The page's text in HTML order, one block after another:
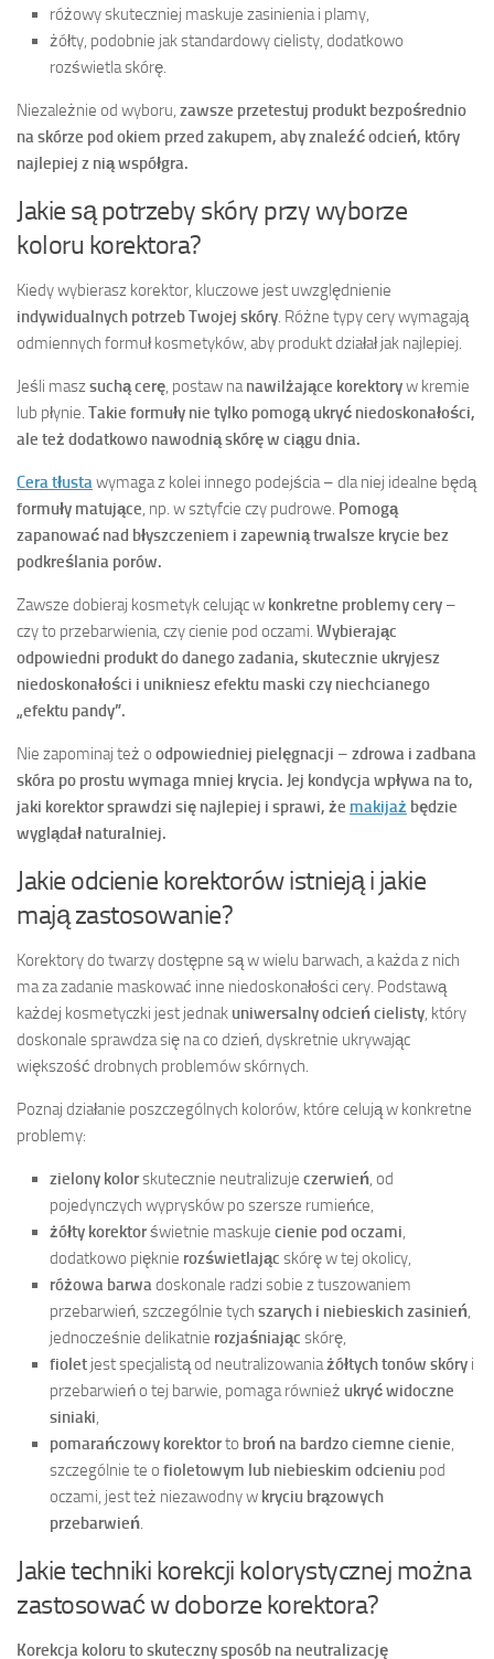
różowy skuteczniej maskuje zasinienia i plamy,
żółty, podobnie jak standardowy cielisty, dodatkowo
rozświetla skórę.
Niezależnie od wyboru, zawsze przetestuj produkt bezpośrednio
na skórze pod okiem przed zakupem, aby znaleźć odcień, który
najlepiej z nią współgra.
Jakie są potrzeby skóry przy wyborze
koloru korektora?
Kiedy wybierasz korektor, kluczowe jest uwzględnienie
indywidualnych potrzeb Twojej skóry. Różne typy cery wymagają
odmiennych formuł kosmetyków, aby produkt działał jak najlepiej.
Jeśli maszsuchą cerę, postaw nanawilżające korektoryw kremie
lub płynie. Takie formuły nie tylko pomogą ukryć niedoskonałości,
ale też dodatkowo nawodnią skórę w ciągu dnia.
Cera tłustawymaga z kolei innego podejścia – dla niej idealne będą
formuły matujące, np. w sztyfcie czy pudrowe. Pomogą
zapanować nad błyszczeniem i zapewnią trwalsze krycie bez
podkreślania porów.
Zawsze dobieraj kosmetyk celując w konkretne problemy cery –
czy to przebarwienia, czy cienie pod oczami. Wybierając
odpowiedni produkt do danego zadania, skutecznie ukryjesz
niedoskonałości i unikniesz efektu maski czy niechcianego
„efektu pandy”.
Nie zapominaj też o odpowiedniej pielęgnacji – zdrowa i zadbana
skóra po prostu wymaga mniej krycia. Jej kondycja wpływa na to,
jaki korektor sprawdzi się najlepiej i sprawi, że makijaż będzie
wyglądał naturalniej.
Jakie odcienie korektorów istnieją i jakie
mają zastosowanie?
Korektory do twarzy dostępne są w wielu barwach, a każda z nich
ma za zadanie maskować inne niedoskonałości cery. Podstawą
każdej kosmetyczki jest jednak uniwersalny odcień cielisty, który
doskonale sprawdza się na co dzień, dyskretnie ukrywając
większość drobnych problemów skórnych.
Poznaj działanie poszczególnych kolorów, które celują w konkretne
problemy:
zielony kolorskutecznie neutralizuje czerwień, od
pojedynczych wyprysków po szersze rumieńce,
żółty korektorświetnie maskuje cienie pod oczami,
dodatkowo pięknie rozświetlając skórę w tej okolicy,
różowa barwadoskonale radzi sobie z tuszowaniem
przebarwień, szczególnie tych szarych i niebieskich zasinień,
jednocześnie delikatnie rozjaśniając skórę,
fiolet jest specjalistą od neutralizowaniażółtych tonów skóry i
przebarwień o tej barwie, pomaga również ukryć widoczne
siniaki,
pomarańczowy korektorto broń na bardzo ciemne cienie,
szczególnie te o fioletowym lub niebieskim odcieniu pod
oczami, jest też niezawodny w kryciu brązowych
przebarwień.
Jakie techniki korekcji kolorystycznej można
zastosować w doborze korektora?
Korekcja koloru to skuteczny sposób na neutralizację